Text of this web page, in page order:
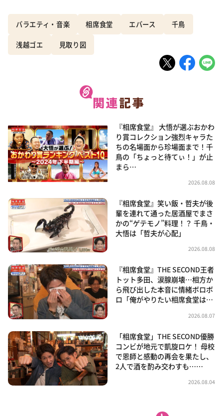
バラエティ・音楽 相席食堂 エバース 千鳥
浅越ゴエ 見取り図
『相席食堂』 大悟が選ぶおかわ
り賞コレクション強烈キャラた
ちの名場面から珍場面まで！千
鳥の「ちょっと待てぃ！」が止
まら…
2026.08.08
『相席食堂』笑い飯・哲夫が後
輩を連れて通った居酒屋でまさ
かの“ゲテモノ”料理！？ 千鳥・
大悟は「哲夫が心配」
2026.08.08
『相席食堂』THE SECOND王者
トット多田、涙腺崩壊…相方か
ら飛び出した本音に情緒ボロボ
ロ「俺がやりたい相席食堂は…
2026.08.07
「相席食堂」THE SECOND優勝
コンビが地元で凱旋ロケ！ 母校
で恩師と感動の再会を果たし、
2人で酒を酌み交わすも……
2026.08.04